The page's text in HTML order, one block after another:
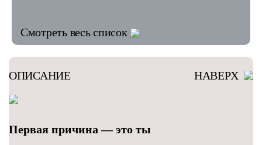
Смотреть весь список
ОПИСАНИЕ НАВЕРХ
Первая причина — это ты